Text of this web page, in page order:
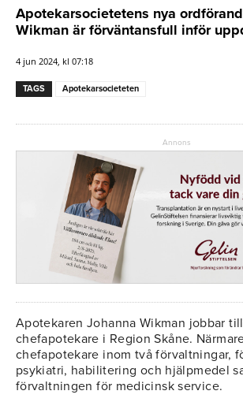
Apotekarsocietetens nya
Wikman är förväntansfull inför
4 jun 2024, kl 07:18
TAGS Apotekarsocieteten
Annons
Apotekaren Johanna Wikman jobbar
chefapotekare i Region Skåne.
chefapotekare inom två förvaltningar,
psykiatri, habilitering och hjälpmedel
förvaltningen för medicinsk service.